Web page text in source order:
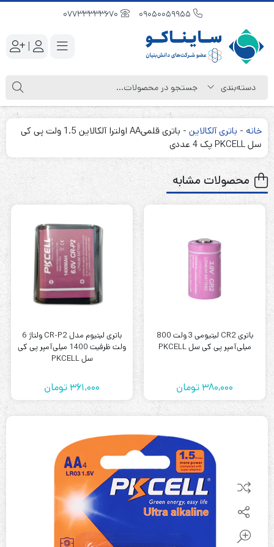
|
خانه - باتری آلکالاین -
باتری قلمیAA اولترا آلکالاین 1.5 ولت پی کی
سل PKCELL پک 4 عددی
محصولات مشابه
باتری CR2 لیتیومی 3 ولت 800
میلی‌آمپر پی کی سل PKCELL
380,000 تومان
باتری لیتیوم مدل CR-P2 ولتاژ 6
ولت ظرفیت 1400 میلی‌آمپر پی کی
سل PKCELL
361,000 تومان